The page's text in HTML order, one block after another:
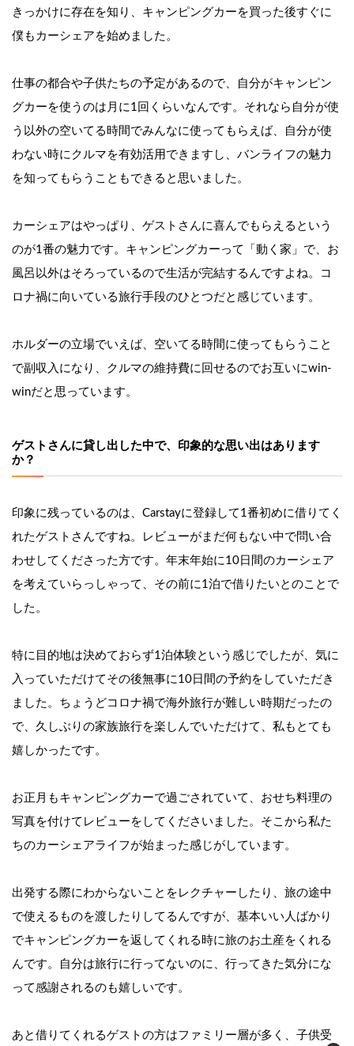
きっかけに存在を知り、キャンピングカーを買った後すぐに
僕もカーシェアを始めました。
仕事の都合や子供たちの予定があるので、
自分がキャンピン
グカーを使うのは 月に1回くらいなんです。それなら自分が使
う以外の空いてる時間でみんなに使ってもらえば、自分が使
わない時にクルマを有効活用できますし、バンライフの魅力
を知ってもらうこともできると思いました。
カーシェアはやっぱり、ゲストさんに喜んでもらえるという
のが1番の魅力です。キャンピングカーって「動く家」で、お
風呂以外はそろっているので生活が完結するんですよね。コ
ロナ禍に向いている旅行手段のひとつだと感じています。
ホルダーの立場でいえば、空いてる時間に使ってもらうこと
で副収入になり、クルマの維持費に回せるのでお互いにwin-
winだと思っています。
ゲストさんに貸し出した中で、印象的な思い出はあります
か？
印象に残っているのは、Carstayに登録して1番初めに借りてく
れたゲストさんですね。レビューがまだ何もない中で問い合
わせしてくださった方です。年末年始に10日間のカーシェア
を考えていらっしゃって、その前に1泊で借りたいとのことで
した。
特に目的地は決めておらず1泊体験という感じでしたが、気に
入っていただけてその後無事に10日間の予約をしていただき
ました。ちょうどコロナ禍で海外旅行が難しい時期だったの
で、久しぶりの家族旅行を楽しんでいただけて、私もとても
嬉しかったです。
お正月もキャンピングカーで過ごされていて、おせち料理の
写真を付けてレビューをしてくださいました。そこから私た
ちのカーシェアライフが始まった感じがしています。
出発する際にわからないことをレクチャーしたり、旅の途中
で使えるものを渡したりしてるんですが、基本いい人ばかり
でキャンピングカーを返してくれる時に旅のお土産をくれる
んです。自分は旅行に行ってないのに、行ってきた気分にな
って感謝されるのも嬉しいです。
あと借りてくれるゲストの方はファミリー層が多く、子供受